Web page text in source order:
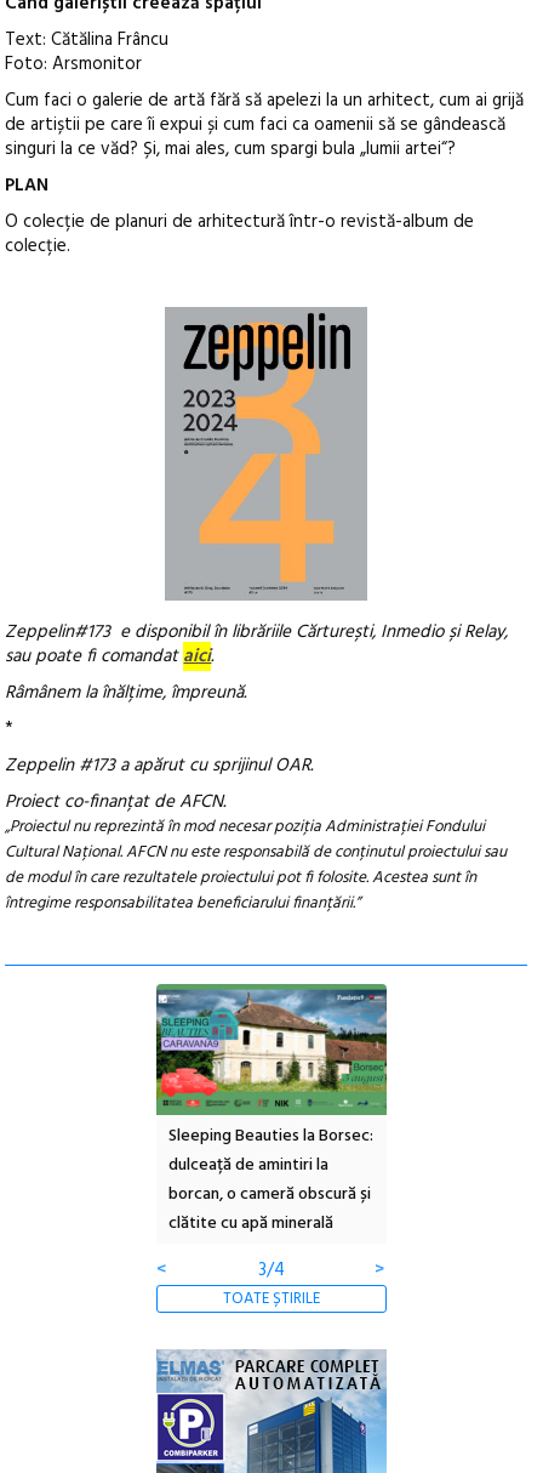
Text: Cătălina Frâncu
Foto: Arsmonitor
Cum faci o galerie de artă fără să apelezi la un arhitect, cum ai grijă
de artiștii pe care îi expui și cum faci ca oamenii să se gândească
singuri la ce văd? Și, mai ales, cum spargi bula „lumii artei“?
PLAN
O colecție de planuri de arhitectură într-o revistă-album de
colecție.
Zeppelin#173 e disponibil în librăriile Cărturești, Inmedio și Relay,
sau poate fi comandataici.
Râmânem la înălțime, împreună.
*
Zeppelin #173 a apărut cu sprijinul OAR.
Proiect co-finanțat de AFCN.
„Proiectul nu reprezintă în mod necesar poziţia Administrației Fondului
Cultural Național. AFCN nu este responsabilă de conținutul proiectului sau
de modul în care rezultatele proiectului pot fi folosite. Acestea sunt în
întregime responsabilitatea beneficiarului finanțării.”
Sleeping Beauties la Borsec:
dulceață de amintiri la
borcan, o cameră obscură și
clătite cu apă minerală
<
3/4 >
TOATE ȘTIRILE